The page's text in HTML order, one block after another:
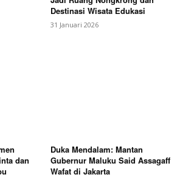
Destinasi Wisata Edukasi
31 Januari 2026
dan
Duka Mendalam: Mantan
Gubernur Maluku Said Assagaff
Wafat di Jakarta